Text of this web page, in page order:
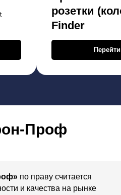
розетки
Finder
Перейти
Проф
по праву считается
и качества на рынке